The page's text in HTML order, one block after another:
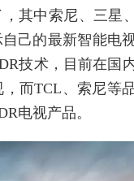
其中索尼、三星
己的最新智能电
技术，目前在国
，而TCL、索尼等
电视产品。